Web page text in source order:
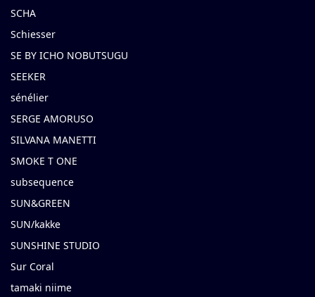
SCHA
Schiesser
SE BY ICHO NOBUTSUGU
SEEKER
sénélier
SERGE AMORUSO
SILVANA MANETTI
SMOKE T ONE
subsequence
SUN&GREEN
SUN/kakke
SUNSHINE STUDIO
Sur Coral
tamaki niime